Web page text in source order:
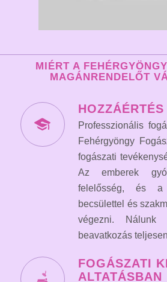
MIÉRT A
MAGÁNRENDELŐT
HOZZÁÉRTÉS
Professzionális
Fehérgyöngy
fogászati
Az emberek
felelősség, és a
becsülettel és
végezni. Nálunk
beavatkozás
FOGÁSZATI
ALTATÁSBAN